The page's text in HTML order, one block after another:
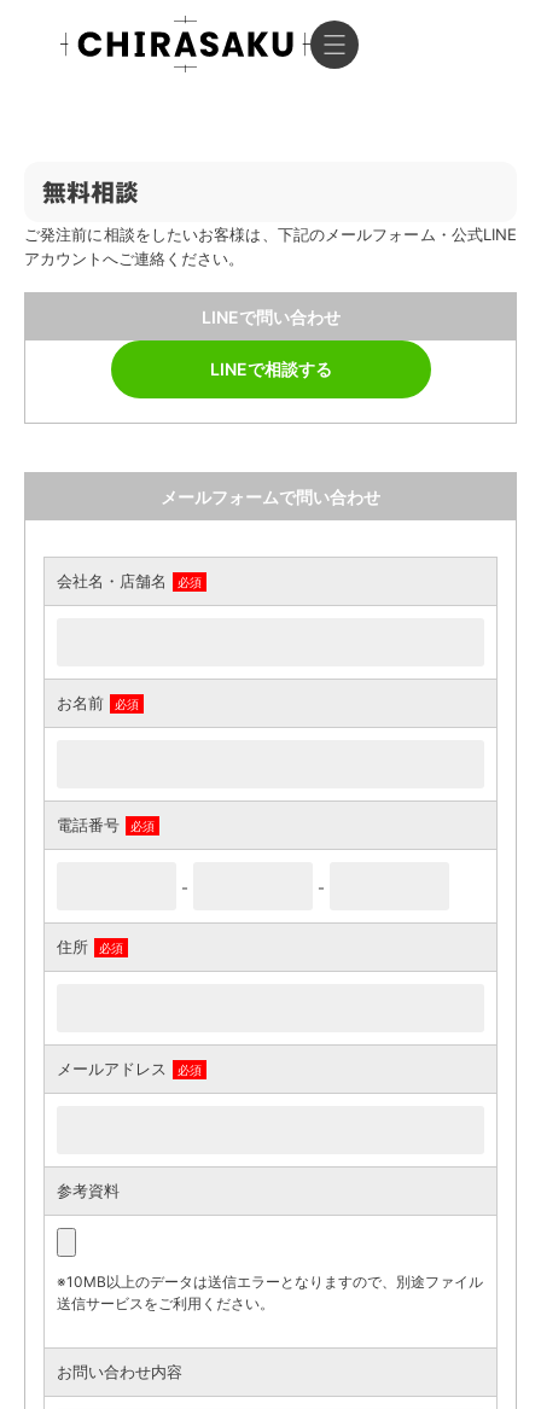
無料相談
ご発注前に相談をしたいお客様は、下記のメールフォーム・公式LINE
アカウントへご連絡ください。
LINEで問い合わせ
LINEで相談する
メールフォームで問い合わせ
会社名・店舗名 必須
お名前 必須
電話番号 必須
- -
住所 必須
メールアドレス 必須
参考資料
※10MB以上のデータは送信エラーとなりますので、別途ファイル
送信サービスをご利用ください。
お問い合わせ内容